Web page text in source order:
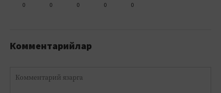
0 0 0 0 0
Комментарийлар